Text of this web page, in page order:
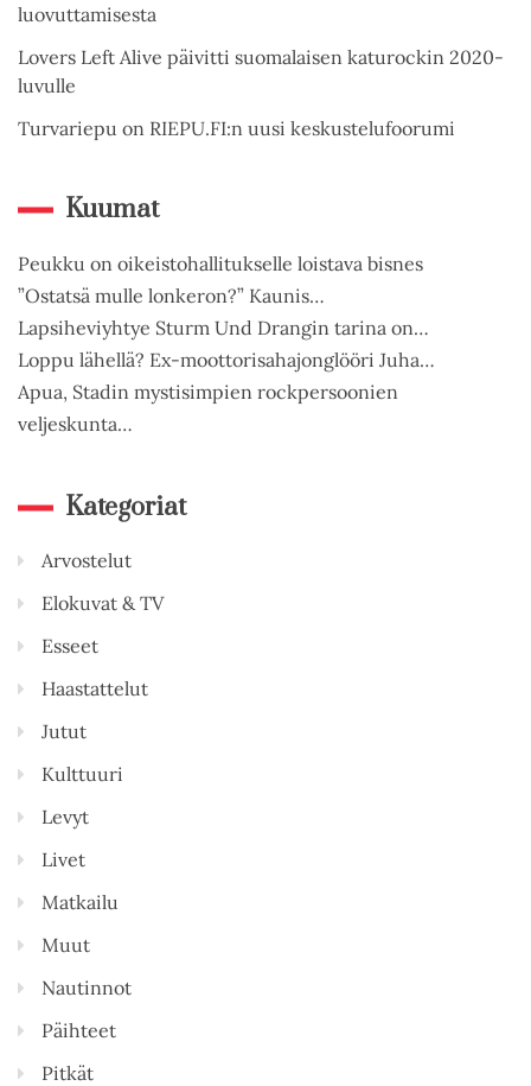
luovuttamisesta
Lovers Left Alive päivitti suomalaisen katurockin 2020-
luvulle
Turvariepu on RIEPU.FI:n uusi keskustelufoorumi
Kuumat
Peukku on oikeistohallitukselle loistava bisnes
”Ostatsä mulle lonkeron?” Kaunis…
Lapsiheviyhtye Sturm Und Drangin tarina on…
Loppu lähellä? Ex-moottorisahajonglööri Juha…
Apua, Stadin mystisimpien rockpersoonien
veljeskunta…
Kategoriat
Arvostelut
Elokuvat & TV
Esseet
Haastattelut
Jutut
Kulttuuri
Levyt
Livet
Matkailu
Muut
Nautinnot
Päihteet
Pitkät